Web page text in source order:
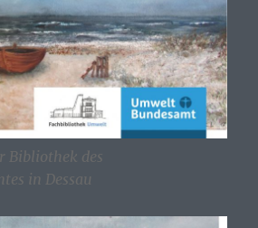
Bibliothek des
in Dessau